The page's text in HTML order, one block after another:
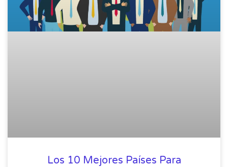
Los 10 Mejores Países Para